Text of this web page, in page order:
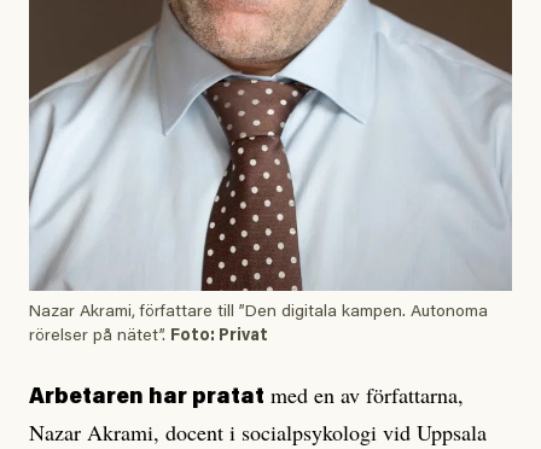
Nazar Akrami, författare till ”Den digitala kampen. Autonoma
rörelser på nätet”. Foto: Privat
Arbetaren har pratat med en av författarna,
Nazar Akrami, docent i socialpsykologi vid Uppsala